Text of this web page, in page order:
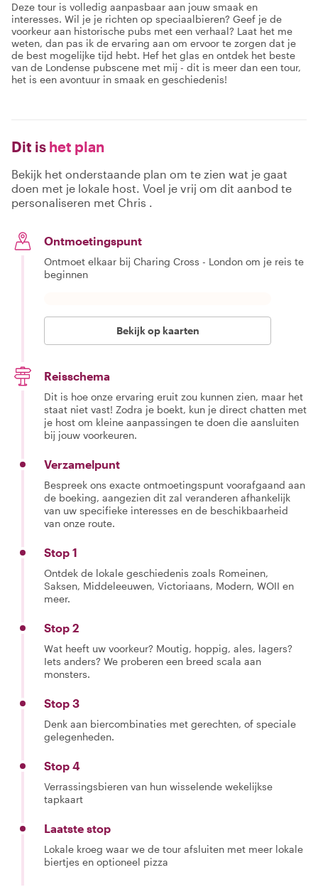
Deze tour is volledig aanpasbaar aan jouw smaak en
interesses. Wil je je richten op speciaalbieren? Geef je de
voorkeur aan historische pubs met een verhaal? Laat het me
weten, dan pas ik de ervaring aan om ervoor te zorgen dat je
de best mogelijke tijd hebt. Hef het glas en ontdek het beste
van de Londense pubscene met mij - dit is meer dan een tour,
het is een avontuur in smaak en geschiedenis!
Dit is het plan
Bekijk het onderstaande plan om te zien wat je gaat
doen met je lokale host. Voel je vrij om dit aanbod te
personaliseren met Chris .
Ontmoetingspunt
Ontmoet elkaar bij Charing Cross - London om je reis te
beginnen
Bekijk op kaarten
Reisschema
Dit is hoe onze ervaring eruit zou kunnen zien, maar het
staat niet vast! Zodra je boekt, kun je direct chatten met
je host om kleine aanpassingen te doen die aansluiten
bij jouw voorkeuren.
Verzamelpunt
Bespreek ons exacte ontmoetingspunt voorafgaand aan
de boeking, aangezien dit zal veranderen afhankelijk
van uw specifieke interesses en de beschikbaarheid
van onze route.
Stop 1
Ontdek de lokale geschiedenis zoals Romeinen,
Saksen, Middeleeuwen, Victoriaans, Modern, WOII en
meer.
Stop 2
Wat heeft uw voorkeur? Moutig, hoppig, ales, lagers?
Iets anders? We proberen een breed scala aan
monsters.
Stop 3
Denk aan biercombinaties met gerechten, of speciale
gelegenheden.
Stop 4
Verrassingsbieren van hun wisselende wekelijkse
tapkaart
Laatste stop
Lokale kroeg waar we de tour afsluiten met meer lokale
biertjes en optioneel pizza